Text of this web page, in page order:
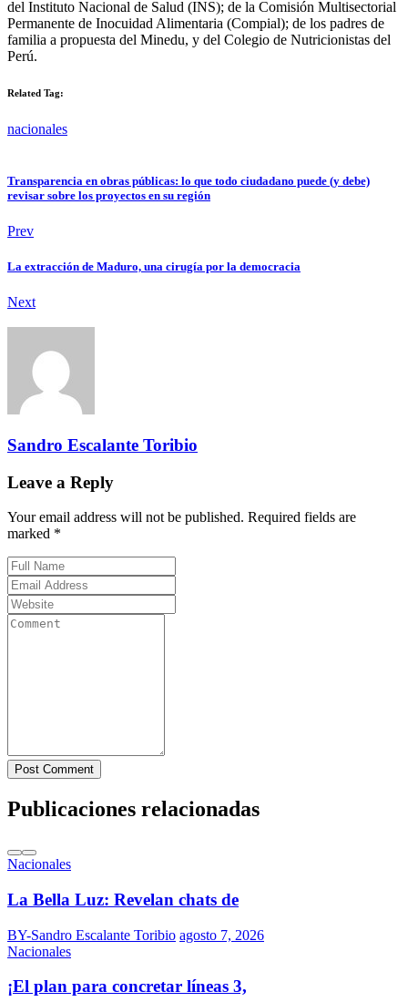
del Instituto Nacional de Salud (INS); de la Comisión Multisectorial
Permanente de Inocuidad Alimentaria (Compial); de los padres de
familia a propuesta del Minedu, y del Colegio de Nutricionistas del
Perú.
Related Tag:
nacionales
Transparencia en obras públicas: lo que todo ciudadano puede (y debe)
revisar sobre los proyectos en su región
Prev
La extracción de Maduro, una cirugía por la democracia
Next
Sandro Escalante Toribio
Leave a Reply
Your email address will not be published. Required fields are
marked *
Post Comment
Publicaciones relacionadas
Nacionales
La Bella Luz: Revelan chats de
BY-Sandro Escalante Toribio agosto 7, 2026
Nacionales
¡El plan para concretar líneas 3,